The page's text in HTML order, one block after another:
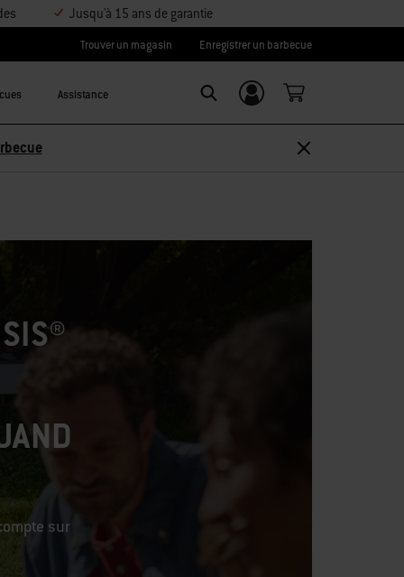
Jusqu'à 15 ans de garantie
Trouver un magasin Enregistrer un barbecue
Assistance
Se connecter/
S’inscrire
sur